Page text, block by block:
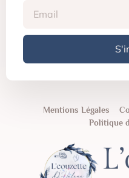
Mentions Légales
Politique